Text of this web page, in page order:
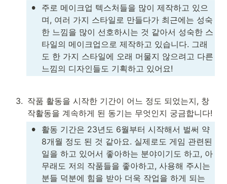
•
주로 메이크업 텍스처들을 많이 제작하고 있으
며, 여러 가지 스타일로 만들다가 최근에는 성숙
한 느낌을 많이 선호하시는 것 같아서 성숙한 스
타일의 메이크업으로 제작하고 있습니다. 그래
도 한 가지 스타일에 오래 머물지 않으려고 다른
느낌의 디자인들도 기획하고 있어요!
3. 작품 활동을 시작한 기간이 어느 정도 되었는지, 창
작활동을 계속하게 된 동기는 무엇인지 궁금합니다!
•
활동 기간은 23년도 6월부터 시작해서 벌써 약
8개월 정도 된 것 같아요. 실제로도 게임 관련된
일을 하고 있어서 좋아하는 분야이기도 하고, 아
무래도 저의 작품들을 좋아하고, 사용해 주시는
분들 덕분에 힘을 받아 더욱 작업을 하게 되는